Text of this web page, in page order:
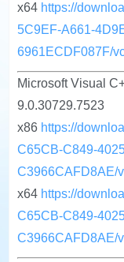
x64 https://
5C9EF-A661-
6961ECDF087F/
Microsoft Visual
9.0.30729.7523
x86 https://
C65CB-C849-
C3966CAFD8AE/
x64 https://
C65CB-C849-
C3966CAFD8AE/